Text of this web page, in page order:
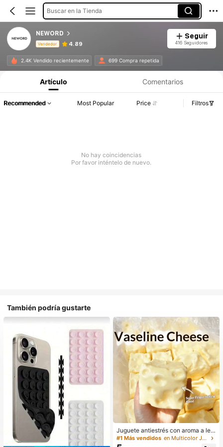
Buscar en la Tienda
NEWORD
Vendedor 4.89
Seguir
416 Seguidores
2.4K Vendido recientemente 699 Compra repetida
Artículo Comentarios
Recommended Most Popular Price Filtros
No hay coincidencias
Por favor inténtelo de nuevo.
También podría gustarte
Juguete antiestrés con aroma a lec
he dulce de TPR suave y esponjoso
con forma de dumpling, adorno dive
#1 Más vendidos en Multicolor Juguetes para apretar para adolescen